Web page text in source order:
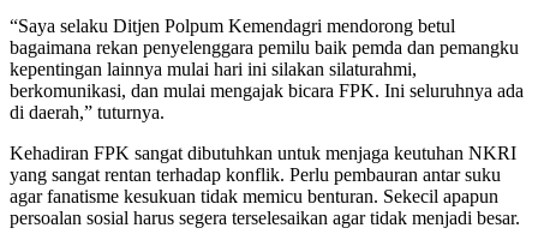
“Saya selaku Ditjen Polpum Kemendagri mendorong betul
bagaimana rekan penyelenggara pemilu baik pemda dan pemangku
kepentingan lainnya mulai hari ini silakan silaturahmi,
berkomunikasi, dan mulai mengajak bicara FPK. Ini seluruhnya ada
di daerah,” tuturnya.
Kehadiran FPK sangat dibutuhkan untuk menjaga keutuhan NKRI
yang sangat rentan terhadap konflik. Perlu pembauran antar suku
agar fanatisme kesukuan tidak memicu benturan. Sekecil apapun
persoalan sosial harus segera terselesaikan agar tidak menjadi besar.